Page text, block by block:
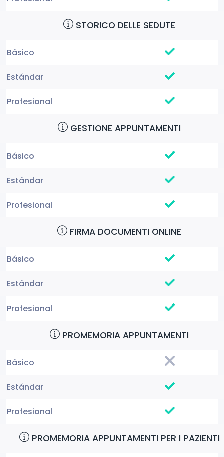
STORICO DELLE SEDUTE
GESTIONE APPUNTAMENTI
FIRMA DOCUMENTI ONLINE
PROMEMORIA APPUNTAMENTI
PROMEMORIA APPUNTAMENTI PER I PAZIENTI